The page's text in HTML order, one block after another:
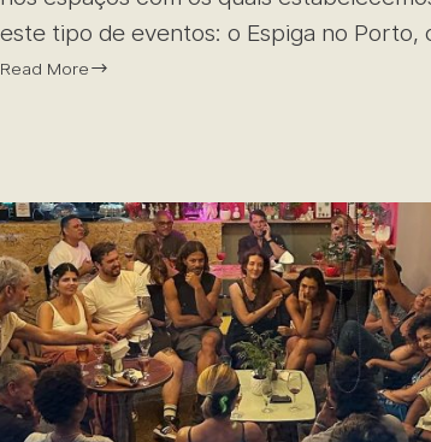
este tipo de eventos: o Espiga no Porto,
Read More